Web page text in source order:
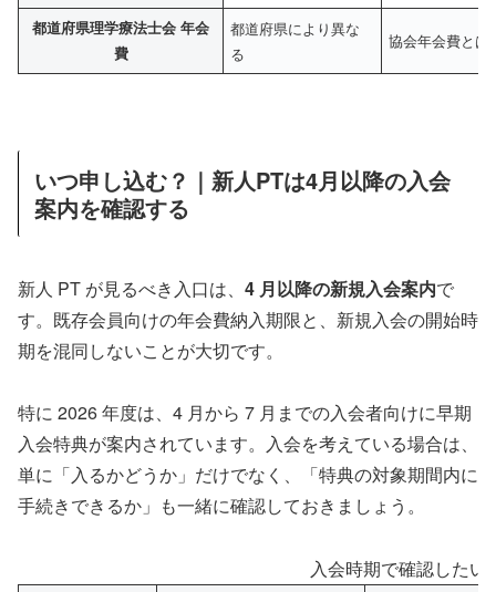
都道府県理学療法士会 年会
費
都道府県により異な
る
協会年会費とは
いつ申し込む？｜新人PTは4月以降の入会
案内を確認する
新人 PT が見るべき入口は、 4 月以降の新規入会案内で
す。既存会員向けの年会費納入期限と、新規入会の開始時
期を混同しないことが大切です。
特に 2026 年度は、4 月から 7 月までの入会者向けに早期
入会特典が案内されています。入会を考えている場合は、
単に「入るかどうか」だけでなく、「特典の対象期間内に
手続きできるか」も一緒に確認しておきましょう。
入会時期で確認したい